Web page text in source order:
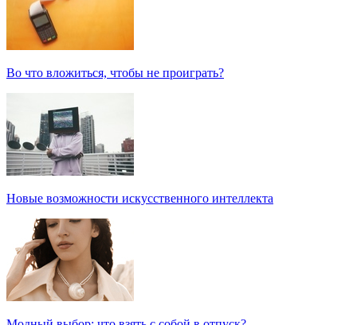
Во что вложиться, чтобы не проиграть?
Новые возможности искусственного интеллекта